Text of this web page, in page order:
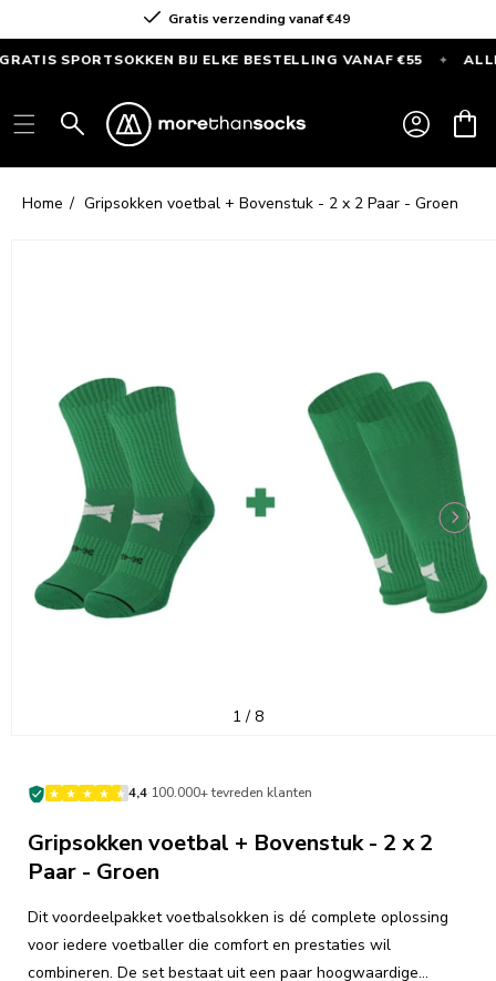
content
Gratis verzending vanaf €49
SPORTSOKKEN BIJ ELKE BESTELLING VANAF €55 ✦ ALLEEN
SPORTSOKKEN
bij
elke
bestelling
Inloggen
Home Gripsokken voetbal + Bovenstuk - 2 x 2 Paar - Groen
1 / van
8
4,4·100.000+ tevreden klanten
Gripsokken voetbal + Bovenstuk - 2 x 2
Paar - Groen
Dit voordeelpakket voetbalsokken is dé complete oplossing
voor iedere voetballer die comfort en prestaties wil
combineren. De set bestaat uit een paar hoogwaardige